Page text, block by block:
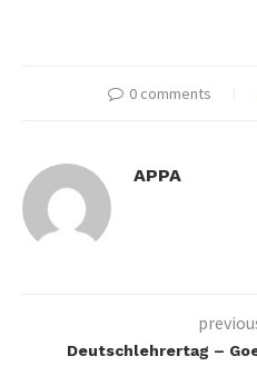
0 comments
APPA
Deutschlehrertag –